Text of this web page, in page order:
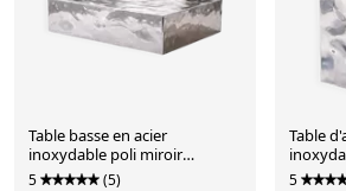
Table basse en acier
inoxydable poli miroir
sculptural par Veliento
5 (5)
Table
forme
5